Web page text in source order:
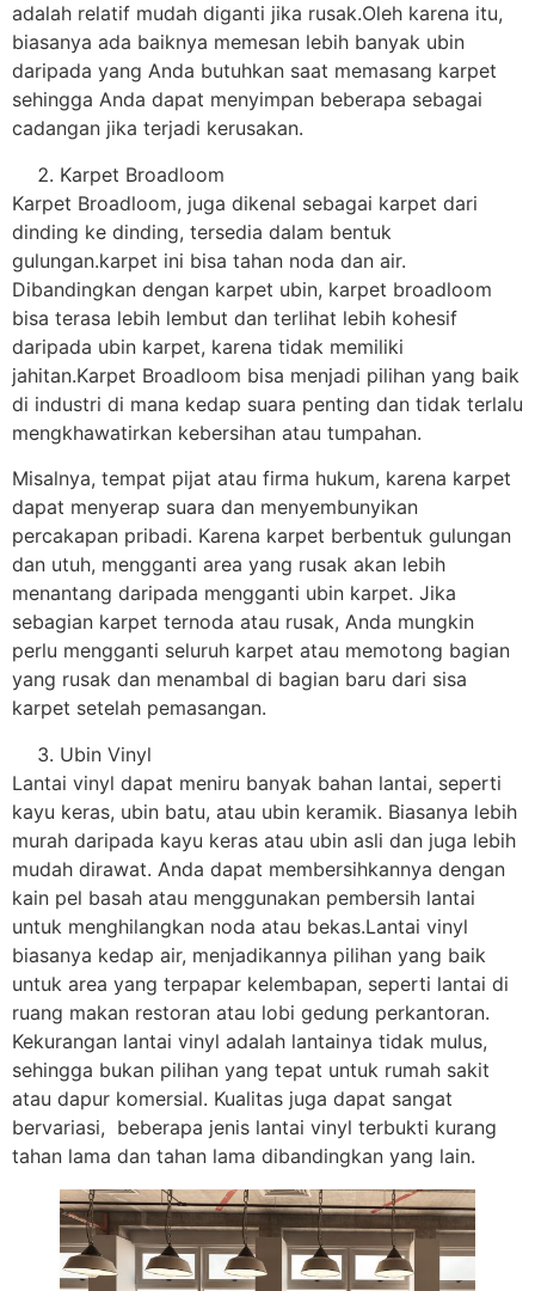
adalah relatif mudah diganti jika rusak.Oleh karena itu,
biasanya ada baiknya memesan lebih banyak ubin
daripada yang Anda butuhkan saat memasang karpet
sehingga Anda dapat menyimpan beberapa sebagai
cadangan jika terjadi kerusakan.
Karpet Broadloom
Karpet Broadloom, juga dikenal sebagai karpet dari
dinding ke dinding, tersedia dalam bentuk
gulungan.karpet ini bisa tahan noda dan air.
Dibandingkan dengan karpet ubin, karpet broadloom
bisa terasa lebih lembut dan terlihat lebih kohesif
daripada ubin karpet, karena tidak memiliki
jahitan.Karpet Broadloom bisa menjadi pilihan yang baik
di industri di mana kedap suara penting dan tidak terlalu
mengkhawatirkan kebersihan atau tumpahan.
Misalnya, tempat pijat atau firma hukum, karena karpet
dapat menyerap suara dan menyembunyikan
percakapan pribadi. Karena karpet berbentuk gulungan
dan utuh, mengganti area yang rusak akan lebih
menantang daripada mengganti ubin karpet. Jika
sebagian karpet ternoda atau rusak, Anda mungkin
perlu mengganti seluruh karpet atau memotong bagian
yang rusak dan menambal di bagian baru dari sisa
karpet setelah pemasangan.
Ubin Vinyl
Lantai vinyl dapat meniru banyak bahan lantai, seperti
kayu keras, ubin batu, atau ubin keramik. Biasanya lebih
murah daripada kayu keras atau ubin asli dan juga lebih
mudah dirawat. Anda dapat membersihkannya dengan
kain pel basah atau menggunakan pembersih lantai
untuk menghilangkan noda atau bekas.Lantai vinyl
biasanya kedap air, menjadikannya pilihan yang baik
untuk area yang terpapar kelembapan, seperti lantai di
ruang makan restoran atau lobi gedung perkantoran.
Kekurangan lantai vinyl adalah lantainya tidak mulus,
sehingga bukan pilihan yang tepat untuk rumah sakit
atau dapur komersial. Kualitas juga dapat sangat
bervariasi, beberapa jenis lantai vinyl terbukti kurang
tahan lama dan tahan lama dibandingkan yang lain.